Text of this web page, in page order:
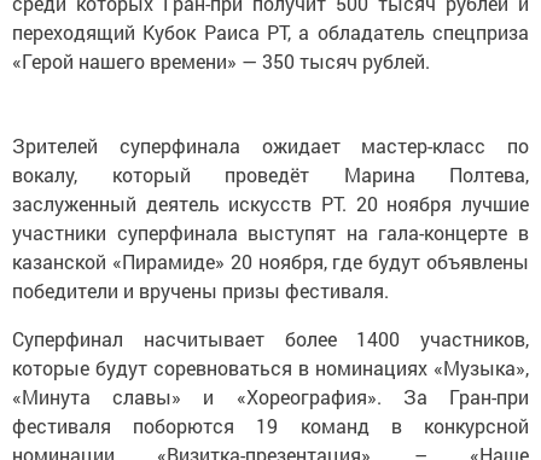
переходящий Кубок Раиса РТ, а обладатель спецприза
«Герой нашего времени» — 350 тысяч рублей.
Зрителей суперфинала ожидает мастер-класс по
вокалу, который проведёт Марина Полтева,
заслуженный деятель искусств РТ. 20 ноября лучшие
участники суперфинала выступят на гала-концерте в
казанской «Пирамиде» 20 ноября, где будут объявлены
победители и вручены призы фестиваля.
Суперфинал насчитывает более 1400 участников,
которые будут соревноваться в номинациях «Музыка»,
«Минута славы» и «Хореография». За Гран-при
фестиваля поборются 19 команд в конкурсной
номинации «Визитка-презентация» – «Наше